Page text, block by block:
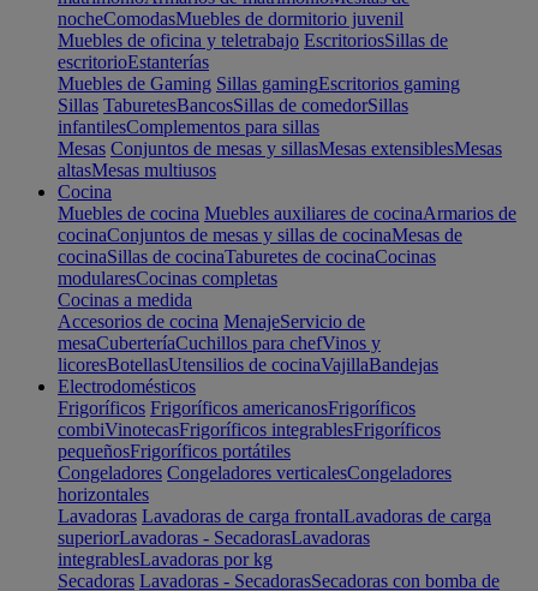
nocheComodasMuebles de dormitorio juvenil
Muebles de oficina y teletrabajo EscritoriosSillas de
escritorioEstanterías
Muebles de Gaming Sillas gamingEscritorios gaming
Sillas TaburetesBancosSillas de comedorSillas
infantilesComplementos para sillas
Mesas Conjuntos de mesas y sillasMesas extensiblesMesas
altasMesas multiusos
Cocina
Muebles de cocina Muebles auxiliares de cocinaArmarios de
cocinaConjuntos de mesas y sillas de cocinaMesas de
cocinaSillas de cocinaTaburetes de cocinaCocinas
modularesCocinas completas
Cocinas a medida
Accesorios de cocina MenajeServicio de
mesaCuberteríaCuchillos para chefVinos y
licoresBotellasUtensilios de cocinaVajillaBandejas
Electrodomésticos
Frigoríficos Frigoríficos americanosFrigoríficos
combiVinotecasFrigoríficos integrablesFrigoríficos
pequeñosFrigoríficos portátiles
Congeladores Congeladores verticalesCongeladores
horizontales
Lavadoras Lavadoras de carga frontalLavadoras de carga
superiorLavadoras - SecadorasLavadoras
integrablesLavadoras por kg
Secadoras Lavadoras - SecadorasSecadoras con bomba de